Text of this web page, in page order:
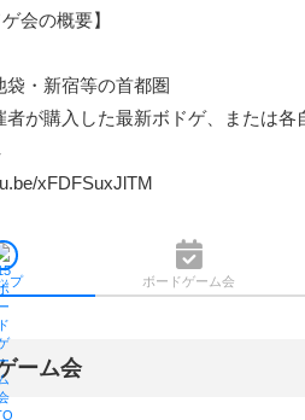
会の概要】
袋・新宿等の首都圏
者が購入した最新ボドゲ、または各
xFDFSuxJlTM
プ ボードゲーム会
ーム会